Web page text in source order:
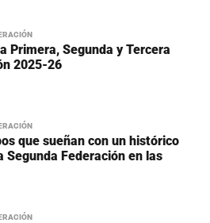
Primera, Segunda y Tercera
2025-26
que sueñan con un histórico
Segunda Federación en las